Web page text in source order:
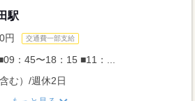
駅
円 交通費一部支給
：45〜18：15 ■11：...
む）/週休2日